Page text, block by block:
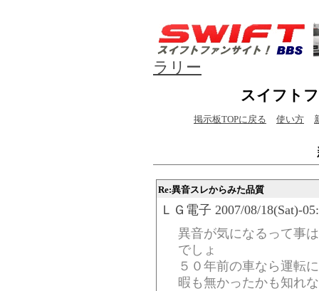
ラリー
スイフト
掲示板TOPに戻る 使い方
Re:異音スレからみた品質
ＬＧ電子 2007/08/18(Sat)-
異音が気になるって事
でしょ
５０年前の車なら運転
暇も無かったかも知れ